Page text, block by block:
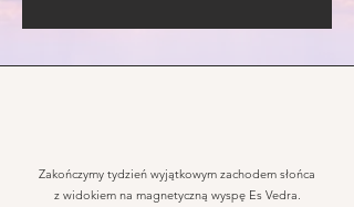
Zakończymy tydzień wyjątkowym zachodem słońca
z widokiem na magnetyczną wyspę Es Vedra.